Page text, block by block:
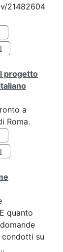
21482604
progetto
a
Roma.
quanto
su